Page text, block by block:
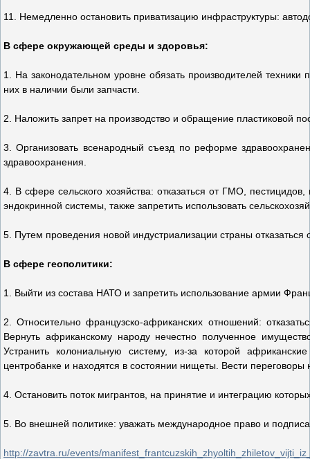
11. Немедленно остановить приватизацию инфраструктуры:
В сфере окружающей среды и здоровья:
1. На законодательном уровне обязать производителей
них в наличии были запчасти.
2. Наложить запрет на производство и обращение пластиковой
3. Организовать всенародный съезд по реформе
здравоохранения.
4. В сфере сельского хозяйства: отказаться от ГМО,
эндокринной системы, также запретить использовать
5. Путем проведения новой индустриализации страны
В сфере геополитики:
1. Выйти из состава НАТО и запретить использование армии
2. Относительно французско-африканских отношений:
Вернуть африканскому народу нечестно полученное
Устранить колониальную систему, из-за которой
центробанке и находятся в состоянии нищеты. Вести переговоры
4. Остановить поток мигрантов, на принятие и интеграцию
5. Во внешней политике: уважать международное право и
http://zavtra.ru/events/